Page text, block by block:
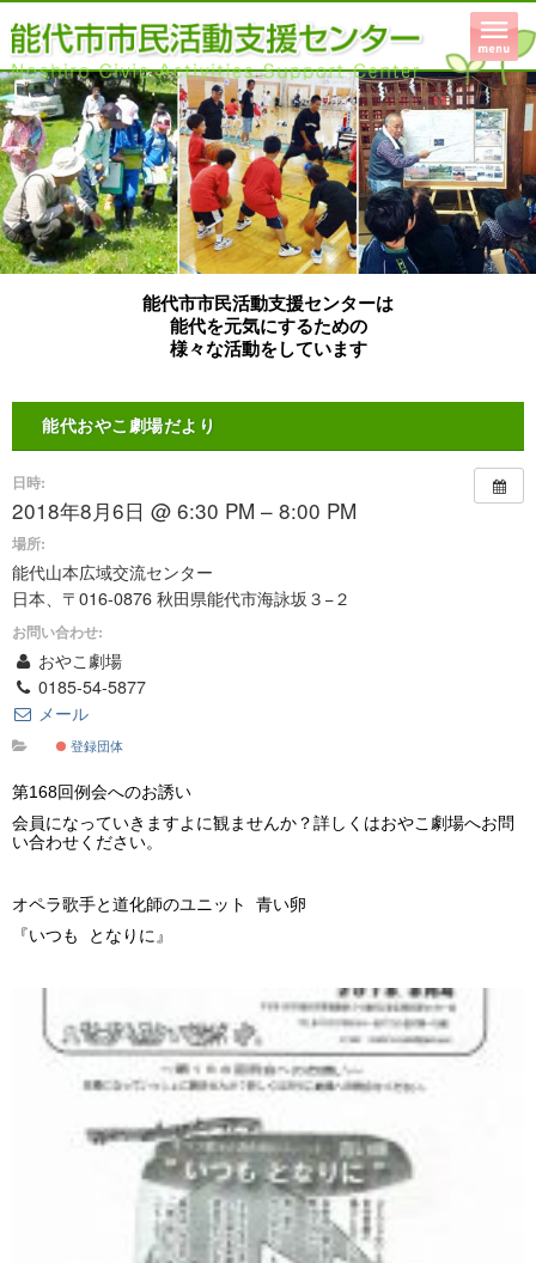
能代市市民活動支援センターは
能代を元気にするための
様々な活動をしています
能代おやこ劇場だより
日時:
2018年8月6日 @ 6:30 PM – 8:00 PM
場所:
能代山本広域交流センター
日本、〒016-0876 秋田県能代市海詠坂３−２
お問い合わせ:
おやこ劇場
0185-54-5877
メール
登録団体
第168回例会へのお誘い
会員になっていきますよに観ませんか？詳しくはおやこ劇場へお問
い合わせください。
オペラ歌手と道化師のユニット 青い卵
『いつも となりに』